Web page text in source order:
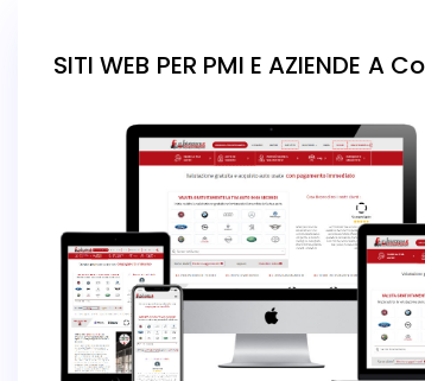
SITI WEB PER PMI E AZIENDE A